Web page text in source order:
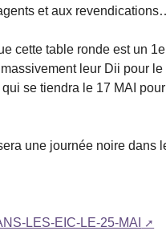
et aux
cette table ronde est un
leur Dii pour
se tiendra le 17 MAI
une journée noire dans
LES-EIC-LE-25-MAI